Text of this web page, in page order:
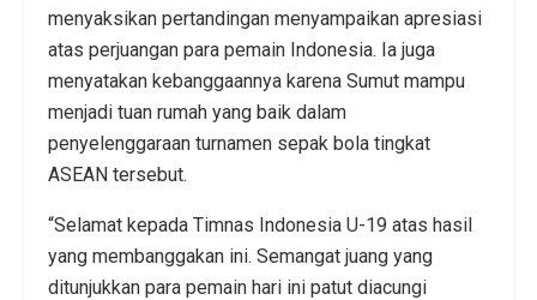
menyaksikan pertandingan menyampaikan apresiasi
atas perjuangan para pemain Indonesia. Ia juga
menyatakan kebanggaannya karena Sumut mampu
menjadi tuan rumah yang baik dalam
penyelenggaraan turnamen sepak bola tingkat
ASEAN tersebut.
“Selamat kepada Timnas Indonesia U-19 atas hasil
yang membanggakan ini. Semangat juang yang
ditunjukkan para pemain hari ini patut diacungi